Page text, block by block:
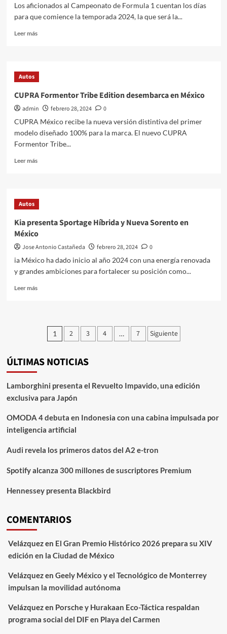
Los aficionados al Campeonato de Formula 1 cuentan los días
para que comience la temporada 2024, la que será la...
Leer másLeer
5
de
Formula
1que
te
debes
Autos
CUPRA Formentor Tribe Edition desembarca en México
admin febrero 28, 2024
0
CUPRA México recibe la nueva versión distintiva del primer
modelo diseñado 100% para la marca. El nuevo CUPRA
Formentor Tribe...
Leer másLeer
Formentor
desembarca
en
México
Autos
Kia presenta Sportage Híbrida y Nueva Sorento en
México
Jose Antonio Castañeda febrero 28, 2024
0
ia México ha dado inicio al año 2024 con una energía renovada
y grandes ambiciones para fortalecer su posición como...
Leer másLeer
presenta
Sportage
Nueva
Sorento
en
México
Paginación
entradas
1 2 3 4 … 7 Siguiente
ÚLTIMAS NOTICIAS
Lamborghini presenta el Revuelto Impavido, una edición
exclusiva para Japón
OMODA 4 debuta en Indonesia con una cabina impulsada por
inteligencia artificial
Audi revela los primeros datos del A2 e-tron
Spotify alcanza 300 millones de suscriptores Premium
Hennessey presenta Blackbird
COMENTARIOS
Velázquezen El Gran Premio Histórico 2026 prepara su XIV
edición en la Ciudad de México
Velázquezen Geely México y el Tecnológico de Monterrey
impulsan la movilidad autónoma
Velázquezen Porsche y Hurakaan Eco-Táctica respaldan
programa social del DIF en Playa del Carmen